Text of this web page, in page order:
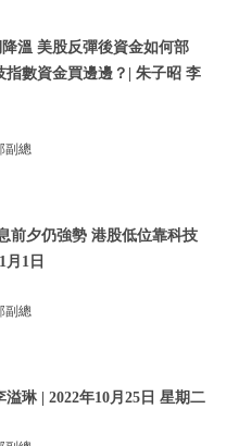
溫 美股反彈後資金如何部
數資金買邊邊？| 朱子昭 李
副總
前夕仍強勢 港股低位靠科技
月1日
副總
琳 | 2022年10月25日 星期二